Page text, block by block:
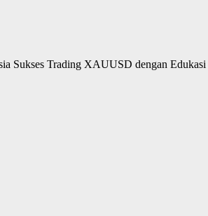
Sukses Trading XAUUSD dengan